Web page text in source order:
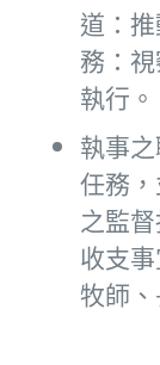
道：
務：
執行。
執事
任務
之監
收支
牧師、